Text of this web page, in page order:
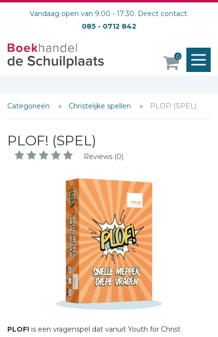
Vandaag open van 9:00 - 17:30. Direct contact:
085 - 0712 842
0
Categorieën Christelijke spellen PLOF! (SPEL)
PLOF! (SPEL)
Reviews (0)
PLOF! is een vragenspel dat vanuit Youth for Christ
Schrijf hieronder je review!